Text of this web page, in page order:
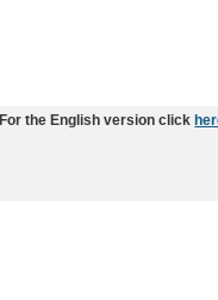
For the English version click